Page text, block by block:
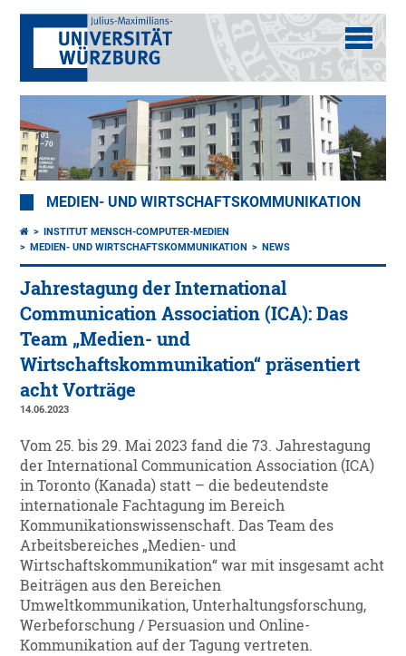
MEDIEN- UND WIRTSCHAFTSKOMMUNIKATION
INSTITUT MENSCH-COMPUTER-MEDIEN
MEDIEN- UND WIRTSCHAFTSKOMMUNIKATION
NEWS
Jahrestagung der International
Communication Association (ICA): Das
Team „Medien- und
Wirtschaftskommunikation“ präsentiert
acht Vorträge
14.06.2023
Vom 25. bis 29. Mai 2023 fand die 73. Jahrestagung
der International Communication Association (ICA)
in Toronto (Kanada) statt – die bedeutendste
internationale Fachtagung im Bereich
Kommunikationswissenschaft. Das Team des
Arbeitsbereiches „Medien- und
Wirtschaftskommunikation“ war mit insgesamt acht
Beiträgen aus den Bereichen
Umweltkommunikation, Unterhaltungsforschung,
Werbeforschung / Persuasion und Online-
Kommunikation auf der Tagung vertreten.